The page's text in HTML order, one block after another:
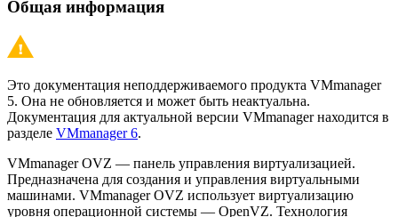
Общая информация
Это документация неподдерживаемого продукта VMmanager
5. Она не обновляется и может быть неактуальна.
Документация для актуальной версии VMmanager находится в
разделе VMmanager 6.
VMmanager OVZ — панель управления виртуализацией.
Предназначена для создания и управления виртуальными
машинами. VMmanager OVZ использует виртуализацию
уровня операционной системы — OpenVZ. Технология